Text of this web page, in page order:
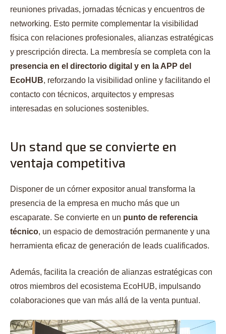
reuniones privadas, jornadas técnicas y encuentros de
networking. Esto permite complementar la visibilidad
física con relaciones profesionales, alianzas estratégicas
y prescripción directa. La membresía se completa con la
presencia en el directorio digital y en la APP del
EcoHUB, reforzando la visibilidad online y facilitando el
contacto con técnicos, arquitectos y empresas
interesadas en soluciones sostenibles.
Un stand que se convierte en
ventaja competitiva
Disponer de un córner expositor anual transforma la
presencia de la empresa en mucho más que un
escaparate. Se convierte en un punto de referencia
técnico, un espacio de demostración permanente y una
herramienta eficaz de generación de leads cualificados.
Además, facilita la creación de alianzas estratégicas con
otros miembros del ecosistema EcoHUB, impulsando
colaboraciones que van más allá de la venta puntual.